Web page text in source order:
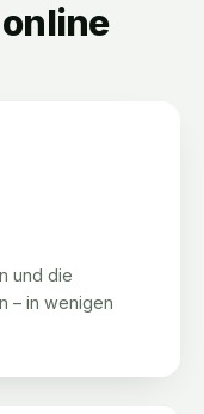
und die
– in wenigen